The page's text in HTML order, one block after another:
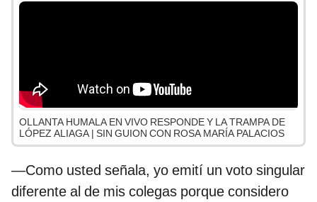
OLLANTA HUMALA EN VIVO RESPONDE Y LA TRAMPA DE
LÓPEZ ALIAGA | SIN GUION CON ROSA MARÍA PALACIOS
—Como usted señala, yo emití un voto singular
diferente al de mis colegas porque considero